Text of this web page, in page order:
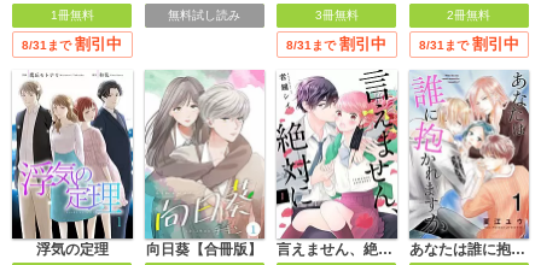
1冊無料
8/31まで 割引中
無料試し読み 3冊無料
8/31まで 割引中
2冊無料
8/31まで 割引中
浮気の定理 向日葵【合冊版】 言えません、絶対に あなたは誰に抱かれますか【合冊版】